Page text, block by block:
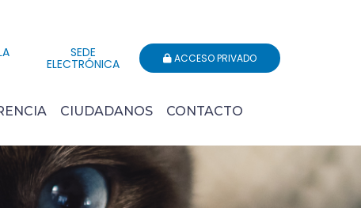
SEDE
ELECTRÓNICA ACCESO PRIVADO
CIUDADANOS CONTACTO